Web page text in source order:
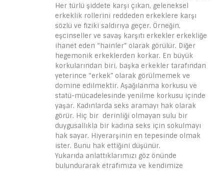
Her türlü şiddete karşı çıkan, geleneksel
erkeklik rollerini reddeden erkeklere karşı
sözlü ve fiziki saldırıya geçer. Örneğin,
eşcinseller ve savaş karşıtı erkekler erkekliğe
ihanet eden “hainler” olarak görülür. Diğer
hegemonik erkeklerden korkar. En büyük
korkularından biri, başka erkekler tarafından
yeterince “erkek” olarak görülmemek ve
domine edilmektir. Aşağılanma korkusu ve
statü-mücadelesinde yenilme korkusu içinde
yaşar. Kadınlarda seks aramayı hak olarak
görür. Hiç bir derinliği olmayan sulu bir
duygusallıkla bir kadına seks için sokulmayı
hak sayar. Hiyerarşinin en tepesinde olmak
ister. Bunu hak ettiğini düşünür.
Yukarıda anlattıklarımızı göz önünde
bulundurarak etrafımıza ve kendimize